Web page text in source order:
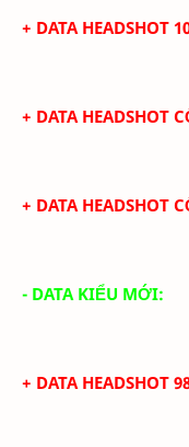
+ DATA HEADSHOT
+ DATA HEADSHOT
+ DATA HEADSHOT
- DATA KIỂU MỚI:
+ DATA HEADSHOT